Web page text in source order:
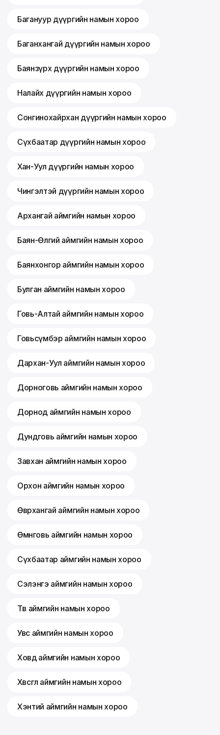
Багануур дүүргийн намын хороо
Баганхангай дүүргийн намын хороо
Баянзүрх дүүргийн намын хороо
Налайх дүүргийн намын хороо
Сонгинохайрхан дүүргийн намын хороо
Сүхбаатар дүүргийн намын хороо
Хан-Уул дүүргийн намын хороо
Чингэлтэй дүүргийн намын хороо
Архангай аймгийн намын хороо
Баян-Өлгий аймгийн намын хороо
Баянхонгор аймгийн намын хороо
Булган аймгийн намын хороо
Говь-Алтай аймгийн намын хороо
Говьсүмбэр аймгийн намын хороо
Дархан-Уул аймгийн намын хороо
Дорноговь аймгийн намын хороо
Дорнод аймгийн намын хороо
Дундговь аймгийн намын хороо
Завхан аймгийн намын хороо
Орхон аймгийн намын хороо
Өвөрхангай аймгийн намын хороо
Өмнөговь аймгийн намын хороо
Сүхбаатар аймгийн намын хороо
Сэлэнгэ аймгийн намын хороо
Төв аймгийн намын хороо
Увс аймгийн намын хороо
Ховд аймгийн намын хороо
Хөвсгөл аймгийн намын хороо
Хэнтий аймгийн намын хороо